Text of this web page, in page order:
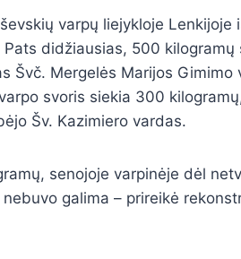
varpų liejykloje Lenkijoje
Pats didžiausias, 500 kilogramų
Švč. Mergelės Marijos Gimimo
svoris siekia 300
Šv. Kazimiero vardas.
senojoje varpinėje dėl
galima – prireikė